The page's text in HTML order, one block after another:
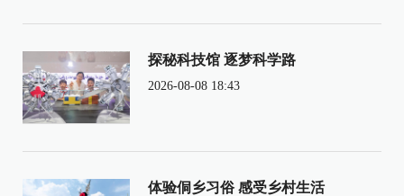
探秘科技馆 逐梦科学路
2026-08-08 18:43
体验侗乡习俗 感受乡村生活